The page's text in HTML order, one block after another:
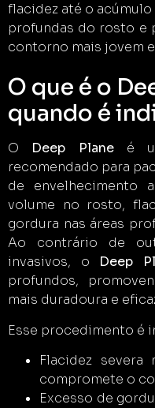
flacidez até o
profundas do rosto e
contorno mais jovem
O que é o
quando é
O Deep Planeé
recomendado para
de envelhecimento
volume no rosto,
gordura nas áreas
Ao contrário de
invasivos, o Deep
profundos,
mais duradoura e
Esse procedimento é
Flacidez
compromete o
Excesso de